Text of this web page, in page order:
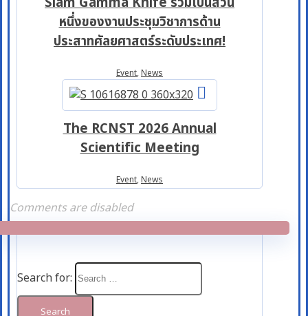
หนึ่งของงานประชุมวิชาการด้าน
ประสาทศัลยศาสตร์ระดับประเทศ!
Event,News
The RCNST 2026 Annual
Scientific Meeting
Event,News
Comments are disabled
Search for: